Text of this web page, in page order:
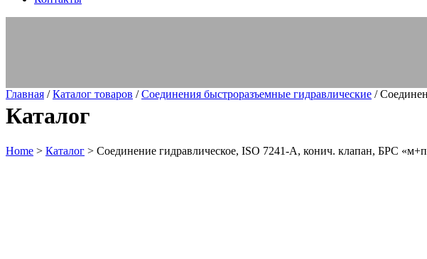
Каталог
Home > Каталог > Соединение гидравлическое, ISO 7241-A, конич. клапан, БРС
Главная /Каталог товаров /Соединения быстроразъемные гидравлические /